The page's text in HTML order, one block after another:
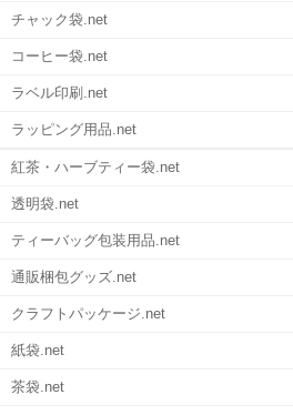
チャック袋.net
コーヒー袋.net
ラベル印刷.net
ラッピング用品.net
紅茶・ハーブティー袋.net
透明袋.net
ティーバッグ包装用品.net
通販梱包グッズ.net
クラフトパッケージ.net
紙袋.net
茶袋.net